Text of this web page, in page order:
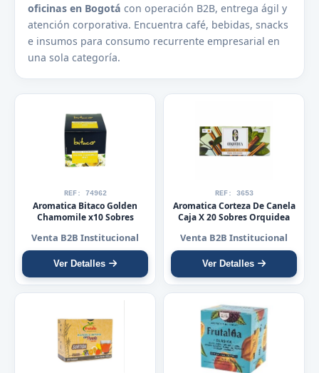
oficinas en Bogotá con operación B2B, entrega ágil y
atención corporativa. Encuentra café, bebidas, snacks
e insumos para consumo recurrente empresarial en
una sola categoría.
REF: 74962
Aromatica Bitaco Golden
Chamomile x10 Sobres
Venta B2B Institucional
Ver Detalles
REF: 3653
Aromatica Corteza De Canela
Caja X 20 Sobres Orquidea
Venta B2B Institucional
Ver Detalles